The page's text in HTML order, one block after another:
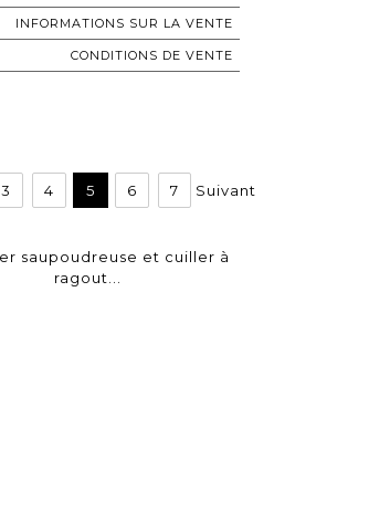
INFORMATIONS SUR LA VENTE
CONDITIONS DE VENTE
3 4 5 6 7 Suivant